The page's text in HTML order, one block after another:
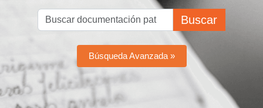
Buscar
Búsqueda Avanzada »